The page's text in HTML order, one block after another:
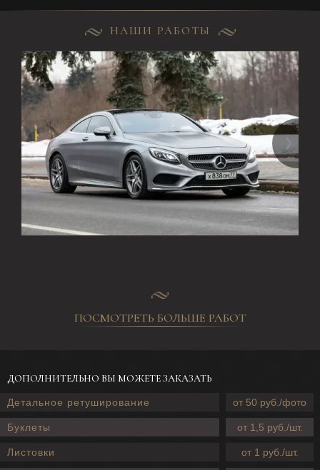
НАШИ РАБОТЫ
ПОСМОТРЕТЬ БОЛЬШЕ РАБОТ
ДОПОЛНИТЕЛЬНО ВЫ МОЖЕТЕ ЗАКАЗАТЬ
Детальное ретуширование от 50 руб./фото
Буклеты от 1,5 руб./шт.
Листовки от 1 руб./шт.